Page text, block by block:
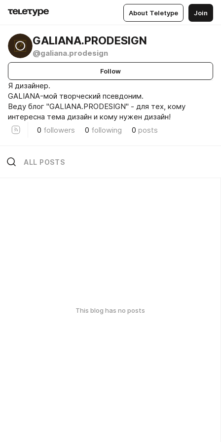
About Teletype Join
GALIANA.PRODESIGN
@galiana.prodesign
Follow
Я дизайнер.
GALIANA-мой творческий псевдоним.
Веду блог "GALIANA.PRODESIGN" - для тех, кому
интереcна тема дизайн и кому нужен дизайн!
0 followers 0 following 0 posts
ALL POSTS
This blog has no posts